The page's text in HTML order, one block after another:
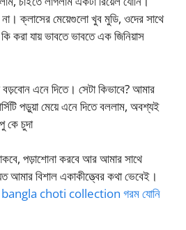
ক্লাসের মেয়েগুলো খুব মুডি, ওদের সাথে
করা যায় ভাবতে ভাবতে এক জিনিয়াস
এনে দিতে। সেটা কিভাবে? আমার
পড়ুয়া মেয়ে এনে দিতে বললাম, অবশ্যই
কে চুদা
পড়াশোনা করবে আর আমার সাথে
আমার বিশাল একাকীত্ত্বের কথা ভেবেই।
bangla choti collection গরম যোনি